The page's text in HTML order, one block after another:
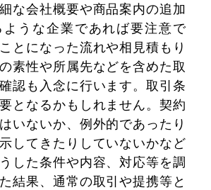
な会社概要や商品案内の追加
うな企業であれば要注意で
とになった流れや相見積もり
素性や所属先などを含めた取
認も入念に行います。取引条
となるかもしれません。契約
いないか、例外的であったり
してきたりしていないかなど
した条件や内容、対応等を調
結果、通常の取引や提携等と